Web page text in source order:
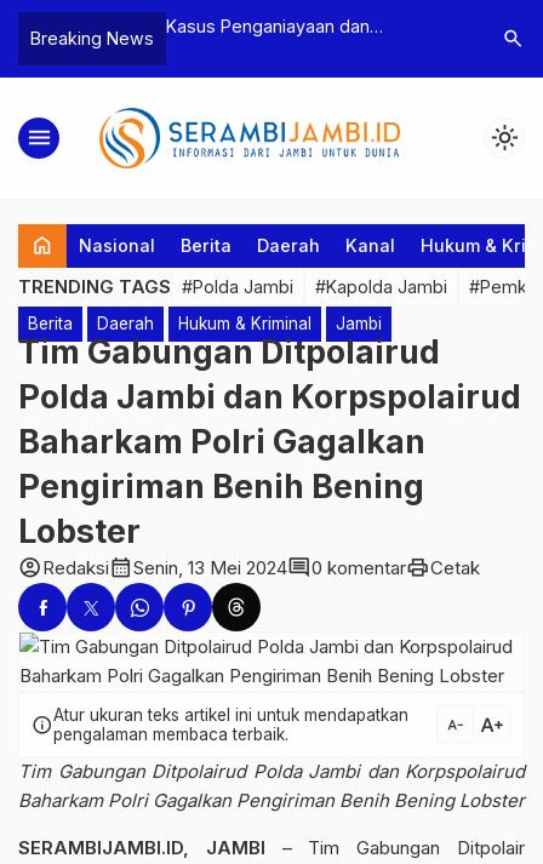
Breaking News
Bea Cukai
Pelaku beserta
dan 146 Gram
Kasus Penganiayaan dan
Tebo Tetapkan Dua Tersangka
Polres
Dua
search
menu light_mode
home Nasional Berita Daerah Kanal Hukum &
TRENDING TAGS #Polda Jambi #Kapolda Jambi
Berita Daerah Hukum & Kriminal Jambi
Tim Gabungan Ditpolairud
Polda Jambi dan Korpspolairud
Baharkam Polri Gagalkan
Pengiriman Benih Bening
Lobster
account_circleRedaksicalendar_monthSenin, 13 Mei 2024comment0 komentarprintCetak
infoAtur ukuran teks artikel ini untuk mendapatkan
pengalaman membaca terbaik.
text_decrease text_increase
Tim Gabungan Ditpolairud Polda Jambi dan Korpspolairud
Baharkam Polri Gagalkan Pengiriman Benih Bening Lobster
SERAMBIJAMBI.ID, JAMBI
– Tim Gabungan Ditpolair